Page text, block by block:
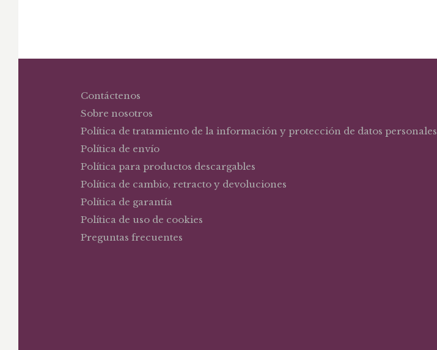
Contáctenos
Sobre nosotros
Política de tratamiento de la información y protección de datos personales
Política de envío
Política para productos descargables
Política de cambio, retracto y devoluciones
Política de garantía
Política de uso de cookies
Preguntas frecuentes